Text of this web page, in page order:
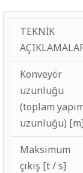
TEKNİK
Konveyör
uzunluğu
(toplam
uzunluğu) [m]
Maksimum
çıkış [t / s]